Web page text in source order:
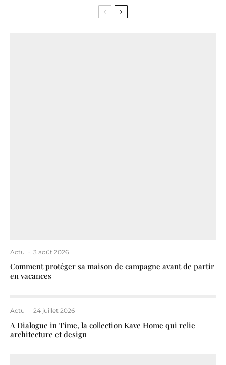
Actu · 3 août 2026
Comment protéger sa maison de campagne avant de partir
en vacances
Actu · 24 juillet 2026
A Dialogue in Time, la collection Kave Home qui relie
architecture et design